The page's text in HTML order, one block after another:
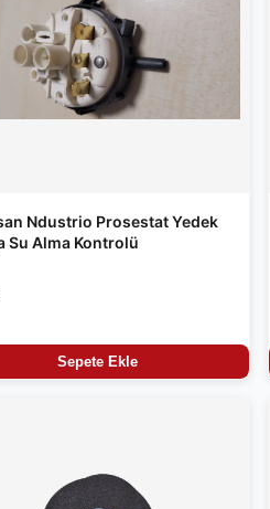
Ndustrio Prosestat Yedek
Su Alma Kontrolü
Sepete Ekle